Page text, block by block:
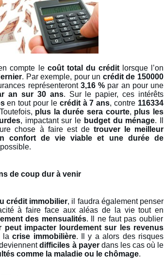
compte le coût total du créditlorsque l’on
. Par exemple, pour un crédit de 150000
représenteront 3,16 % par an pour une
an sur 30 ans. Sur le papier, ces intérêts
en tout pour le crédit à 7 ans, contre 116334
plus la durée sera courte, plus les
, impactant sur le budget du ménage. Il
chose à faire est de trouver le meilleur
confort de vie viable et une durée de
possible.
de coup dur à venir
crédit immobilier, il faudra également penser
à faire face aux aléas de la vie tout en
des mensualités. Il ne faut pas oublier
peut impacter lourdement sur les revenus
lacrise immobilière. Il y a alors des risques
difficiles à payerdans les cas où le
comme la maladie ou le chômage.